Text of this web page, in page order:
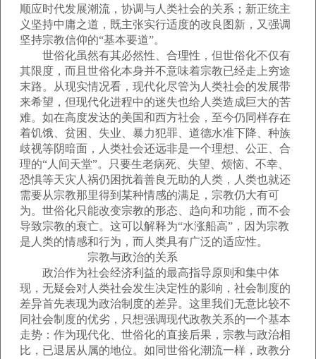
顺应时代发展潮流，协调与人类社会的关系；新正统主
义坚持中庸之道，既主张实行适度的改良图新，又强调
坚持宗教信仰的“基本要道”。
世俗化虽然有其必然性、合理性，但世俗化不仅有
其限度，而且世俗化本身并不意味着宗教已经走上穷途
末路。从现实情况看，现代化尽管为人类社会的发展带
来希望，但现代化进程中的迷失也给人类造成巨大的苦
难。如在高度发达的美国和西方社会，至今仍同样存在
着饥饿、贫困、失业、暴力犯罪、道德水准下降、种族
歧视等阴暗面，人类社会还远非是一个理想、公正、合
理的“人间天堂”。只要生老病死、失望、烦恼、不幸、
恐惧等天灾人祸仍困扰着善良无助的人类，人类也就还
需要从宗教那里得到某种情感的满足，宗教仍大有可
为。世俗化只能改变宗教的形态、趋向和功能，而不会
导致宗教的衰亡。这可以解释为“水涨船高”，因为宗教
是人类的情感和行为，而人类具有广泛的适应性。
宗教与政治的关系
政治作为社会经济利益的最高指导原则和集中体
现，无疑会对人类社会发生决定性的影响，社会制度的
差异首先表现为政治制度的差异。这里我们无意比较不
同社会制度的优劣，只想强调现代政教关系的一个基本
走势：作为现代化、世俗化的直接后果，宗教与政治相
比，已退居从属的地位。如同世俗化潮流一样，政教分